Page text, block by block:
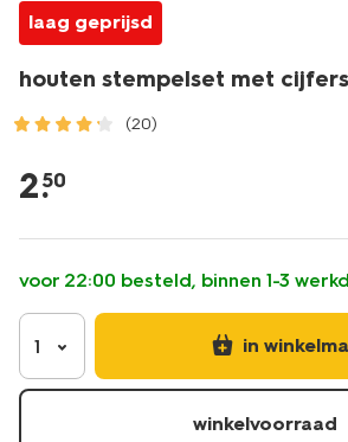
laag geprijsd
houten stempelset met cijfers
(20)
hobby/knutselen/stempels/houten-
stempelset-
-
cijfers-
14890206.html
2.
50
voor 22:00 besteld, binnen 1-3
1 in
winkelvoorraad